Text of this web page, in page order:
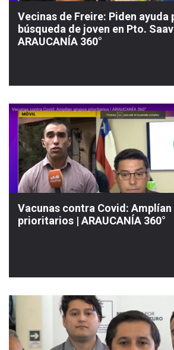
Vecinas de Freire: Piden ayuda
búsqueda de joven en Pto.
ARAUCANÍA 360°
Vacunas contra Covid:
prioritarios | ARAUCANÍA 360°